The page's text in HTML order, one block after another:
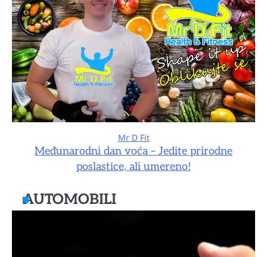
Mr D Fit
Međunarodni dan voća – Jedite prirodne
poslastice, ali umereno!
AUTOMOBILI